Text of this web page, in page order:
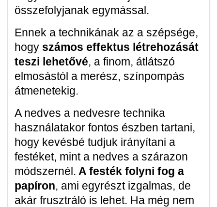
összefolyjanak egymással.
Ennek a technikának az a szépsége,
hogy számos effektus létrehozását
teszi lehetővé, a finom, átlátszó
elmosástól a merész, színpompás
átmenetekig.
A nedves a nedvesre technika
használatakor fontos észben tartani,
hogy kevésbé tudjuk irányítani a
festéket, mint a nedves a szárazon
módszernél. A festék folyni fog a
papíron, ami egyrészt izgalmas, de
akár frusztráló is lehet. Ha még nem